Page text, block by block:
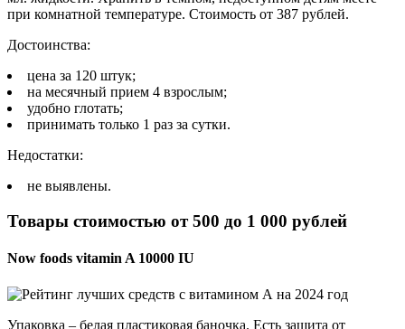
при комнатной температуре. Стоимость от 387 рублей.
Достоинства:
цена за 120 штук;
на месячный прием 4 взрослым;
удобно глотать;
принимать только 1 раз за сутки.
Недостатки:
не выявлены.
Товары стоимостью от 500 до 1 000 рублей
Now foods vitamin A 10000 IU
Упаковка – белая пластиковая баночка. Есть защита от